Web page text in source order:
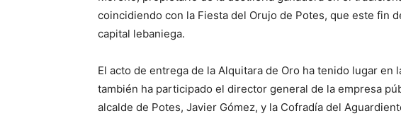
coincidiendo con la Fiesta del Orujo de Potes, que este fin
capital lebaniega.
El acto de entrega de la Alquitara de Oro ha tenido lugar en
también ha participado el director general de la empresa
alcalde de Potes, Javier Gómez, y la Cofradía del